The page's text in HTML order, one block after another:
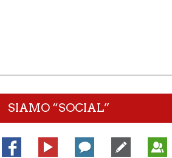
SIAMO “SOCIAL”